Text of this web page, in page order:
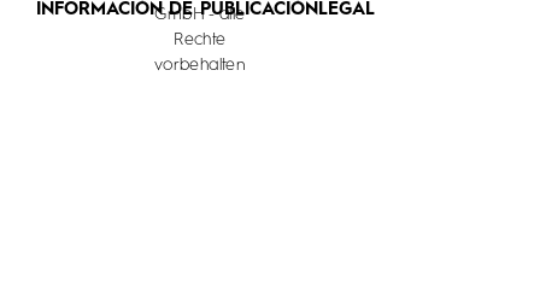
INFORMACIÓN DE PUBLICACIÓNLEGAL
GmbH - alle
Rechte
vorbehalten